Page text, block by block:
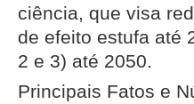
ciência, que visa
de efeito estufa até
2 e 3) até 2050.
Principais Fatos e